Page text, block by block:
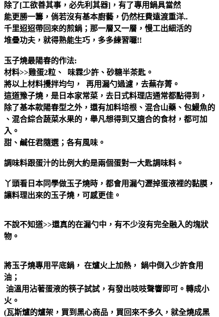
除了[工欲善其事，必先利其器]，有了專用鍋具當然
能更勝一籌，倘若沒有基本廚藝，仍然枉費遠渡重洋..
千里迢迢帶回來的煎鍋；那一層又一層，慢工出細活的
堆疊功夫，就得熟能生巧，多多練習囉!!
玉子燒最陽春的作法:
材料>>雞蛋2粒、 味霖少許、砂糖半茶匙。
將以上材料攪拌均勻， 再用漏勺過濾，去蕪存菁。
這道豫子燒，是日本家常菜，去日式料理店通常都點得到，
除了基本款陽春型之外，還有加料培根、混合山藥、包鰻魚的
、混合綜合蔬菜水果的，舉凡想得到又適合的食材，都可加
入。
甜、鹹任君隨選；各有風味。
調味料跟蛋汁的比例大約是兩個蛋對一大匙調味料。
丫頭看日本同學做玉子燒時，都會用漏勺瀝掉蛋液裡的黏膜，
讓料理出來的玉子燒，可感更佳。
不說不知道>>還真的在漏勺中，有不少沒有完全融入的塊狀
物。
將玉子燒專用平底鍋， 在爐火上加熱， 鍋中倒入少許食用
油；
油溫用沾著蛋液的筷子試試，有發出吱吱聲響即可。轉成小
火。
(瓦斯爐的爐架，買到黑心商品，買回來不多久，就全燒成黑